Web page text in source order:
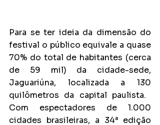
Para se ter ideia da dimensão do
festival o público equivale a quase
70% do total de habitantes (cerca
de 59 mil) da cidade-sede,
Jaguariúna, localizada a 130
quilômetros da capital paulista. ​​
Com espectadores de 1.000
cidades brasileiras, a 34ª edição